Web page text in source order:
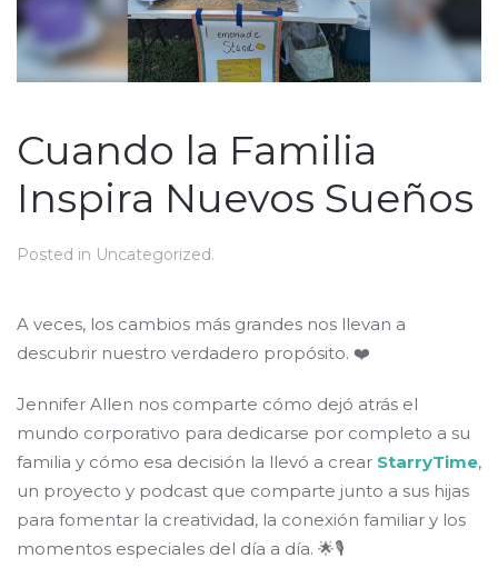
Cuando la Familia
Inspira Nuevos Sueños
Posted in Uncategorized.
A veces, los cambios más grandes nos llevan a
descubrir nuestro verdadero propósito. ❤️
Jennifer Allen nos comparte cómo dejó atrás el
mundo corporativo para dedicarse por completo a su
familia y cómo esa decisión la llevó a crear StarryTime,
un proyecto y podcast que comparte junto a sus hijas
para fomentar la creatividad, la conexión familiar y los
momentos especiales del día a día. 🌟🎙️